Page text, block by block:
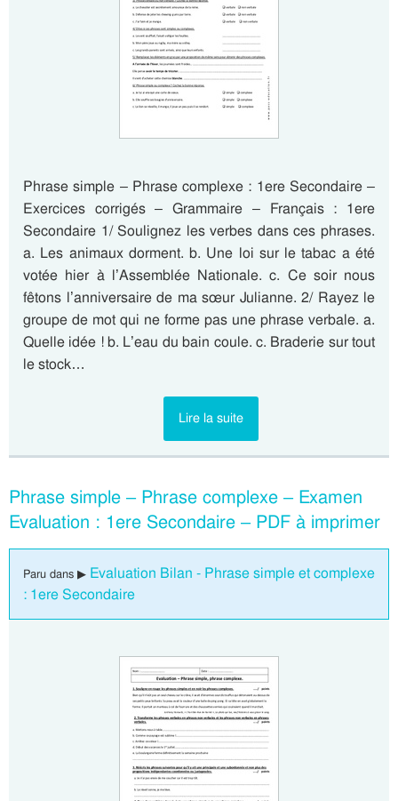
Phrase simple – Phrase complexe : 1ere Secondaire –
Exercices corrigés – Grammaire – Français : 1ere
Secondaire 1/ Soulignez les verbes dans ces phrases.
a. Les animaux dorment. b. Une loi sur le tabac a été
votée hier à l’Assemblée Nationale. c. Ce soir nous
fêtons l’anniversaire de ma sœur Julianne. 2/ Rayez le
groupe de mot qui ne forme pas une phrase verbale. a.
Quelle idée ! b. L’eau du bain coule. c. Braderie sur tout
le stock…
Lire la suite
Phrase simple – Phrase complexe – Examen
Evaluation : 1ere Secondaire – PDF à imprimer
Paru dans ▶ Evaluation Bilan - Phrase simple et complexe
: 1ere Secondaire